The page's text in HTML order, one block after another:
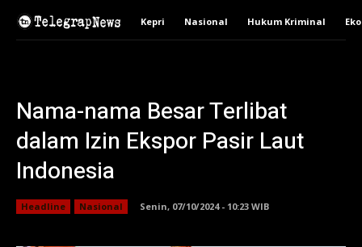
Kepri Nasional Hukum Kriminal
Nama-nama Besar Terlibat
dalam Izin Ekspor Pasir Laut
Indonesia
Headline Nasional Senin, 07/10/2024 - 10:23 WIB